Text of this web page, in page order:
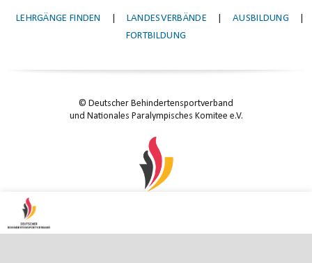
LEHRGÄNGE FINDEN LANDESVERBÄNDE AUSBILDUNG
FORTBILDUNG
© Deutscher Behindertensportverband
und Nationales Paralympisches Komitee e.V.